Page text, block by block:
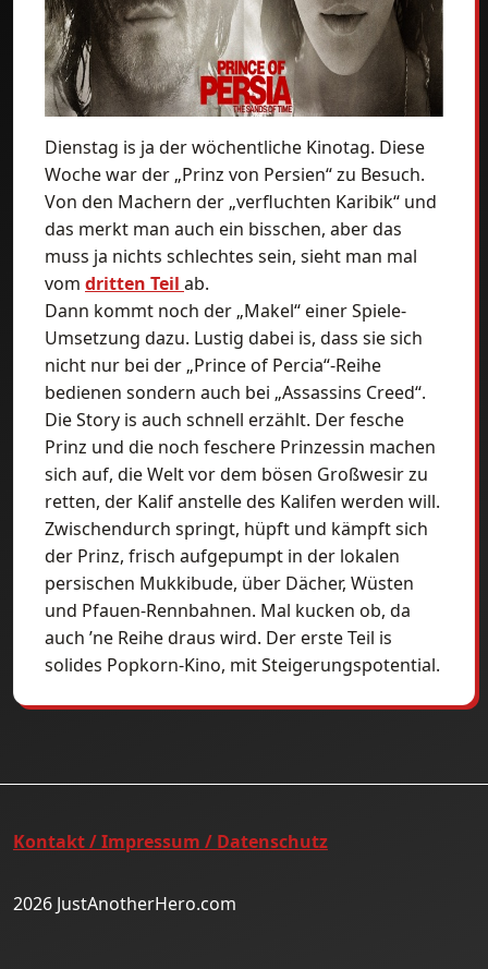
Dienstag is ja der wöchentliche Kinotag. Diese
Woche war der „Prinz von Persien“ zu Besuch.
Von den Machern der „verfluchten Karibik“ und
das merkt man auch ein bisschen, aber das
muss ja nichts schlechtes sein, sieht man mal
vom dritten Teil ab.
Dann kommt noch der „Makel“ einer Spiele-
Umsetzung dazu. Lustig dabei is, dass sie sich
nicht nur bei der „Prince of Percia“-Reihe
bedienen sondern auch bei „Assassins Creed“.
Die Story is auch schnell erzählt. Der fesche
Prinz und die noch feschere Prinzessin machen
sich auf, die Welt vor dem bösen Großwesir zu
retten, der Kalif anstelle des Kalifen werden will.
Zwischendurch springt, hüpft und kämpft sich
der Prinz, frisch aufgepumpt in der lokalen
persischen Mukkibude, über Dächer, Wüsten
und Pfauen-Rennbahnen. Mal kucken ob, da
auch ’ne Reihe draus wird. Der erste Teil is
solides Popkorn-Kino, mit Steigerungspotential.
Kontakt / Impressum / Datenschutz
2026 JustAnotherHero.com